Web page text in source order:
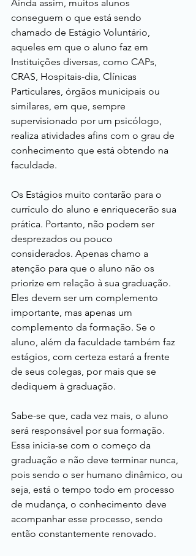
Ainda assim, muitos alunos
conseguem o que está sendo
chamado de Estágio Voluntário,
aqueles em que o aluno faz em
Instituições diversas, como CAPs,
CRAS, Hospitais-dia, Clínicas
Particulares, órgãos municipais ou
similares, em que, sempre
supervisionado por um psicólogo,
realiza atividades afins com o grau de
conhecimento que está obtendo na
faculdade.
Os Estágios muito contarão para o
currículo do aluno e enriquecerão sua
prática. Portanto, não podem ser
desprezados ou pouco
considerados. Apenas chamo a
atenção para que o aluno não os
priorize em relação à sua graduação.
Eles devem ser um complemento
importante, mas apenas um
complemento da formação. Se o
aluno, além da faculdade também faz
estágios, com certeza estará a frente
de seus colegas, por mais que se
dediquem à graduação.
Sabe-se que, cada vez mais, o aluno
será responsável por sua formação.
Essa inicia-se com o começo da
graduação e não deve terminar nunca,
pois sendo o ser humano dinâmico, ou
seja, está o tempo todo em processo
de mudança, o conhecimento deve
acompanhar esse processo, sendo
então constantemente renovado.